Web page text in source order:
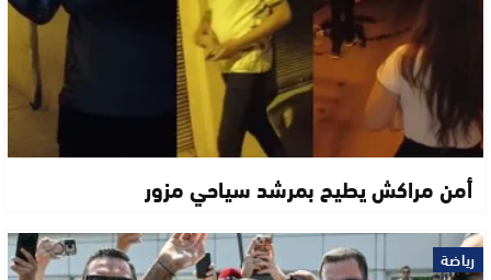
أمن مراكش يطيح بمرشد سياحي مزور
رياضة